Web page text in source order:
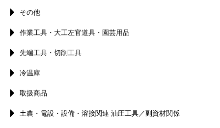
その他
作業工具・大工左官道具・園芸用品
先端工具・切削工具
冷温庫
取扱商品
土農・電設・設備・溶接関連 油圧工具／副資材関係